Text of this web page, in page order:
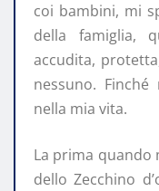
coi bambini, mi
della famiglia,
accudita,
nessuno.
nella mia vita.
La prima quando
dello Zecchino